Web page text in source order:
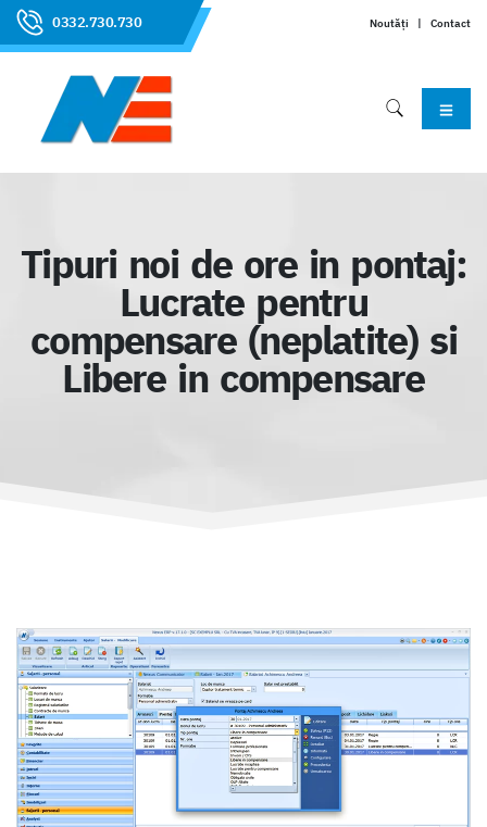
0332.730.730 Noutăți | Contact
Tipuri noi de ore in pontaj:
Lucrate pentru
compensare (neplatite) si
Libere in compensare